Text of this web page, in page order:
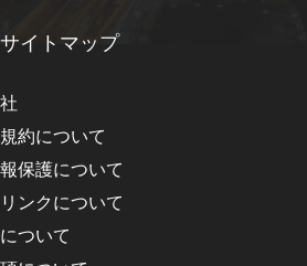
サイトマップ
約について
保護について
ンクについて
ついて